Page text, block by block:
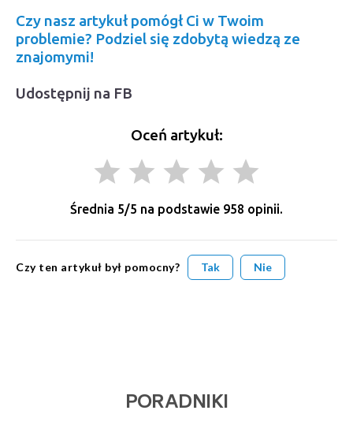
Czy nasz artykuł pomógł Ci w Twoim
problemie? Podziel się zdobytą wiedzą ze
znajomymi!
Udostępnij na FB
Oceń artykuł:
grade grade grade grade grade
Średnia 5/5 na podstawie 958 opinii.
Czy ten artykuł był pomocny? Tak Nie
PORADNIKI